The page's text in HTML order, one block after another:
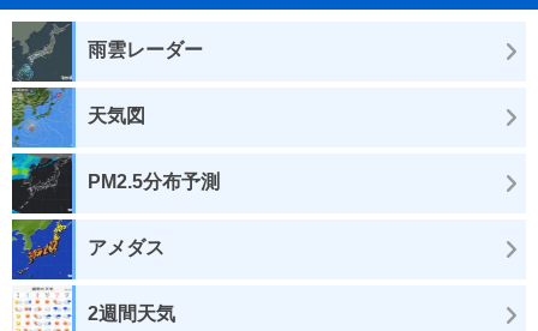
雨雲レーダー
天気図
PM2.5分布予測
アメダス
2週間天気